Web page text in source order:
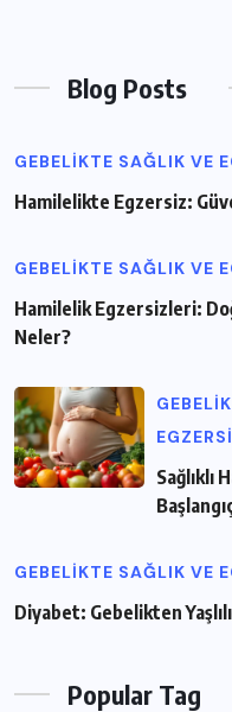
Blog Posts
GEBELIKTE SAĞLIK VE
Hamilelikte Egzersiz:
GEBELIKTE SAĞLIK VE
Hamilelik Egzersizleri:
Neler?
Sağlıklı
GEBELIKTE SAĞLIK VE
Diyabet: Gebelikten
Popular Tag